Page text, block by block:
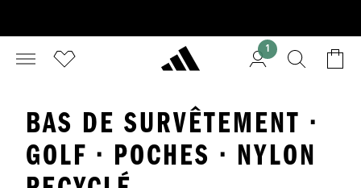
1
BAS DE SURVÊTEMENT ·
GOLF · POCHES · NYLON